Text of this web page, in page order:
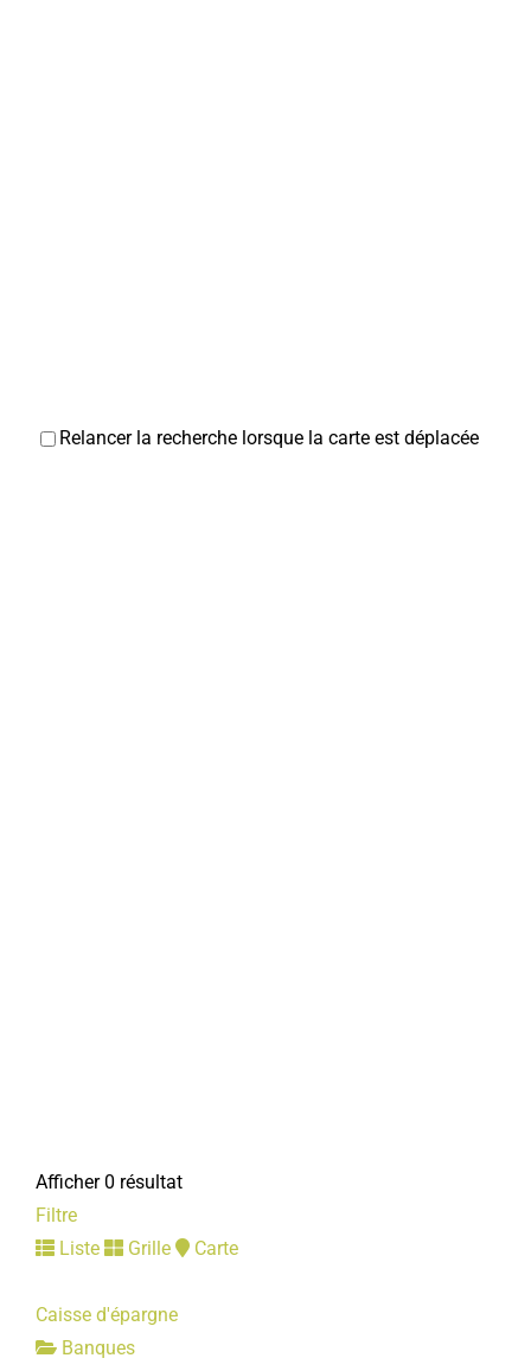
Relancer la recherche lorsque la carte est déplacée
Afficher 0 résultat
Filtre
Liste
Grille Carte
Caisse d'épargne
Banques